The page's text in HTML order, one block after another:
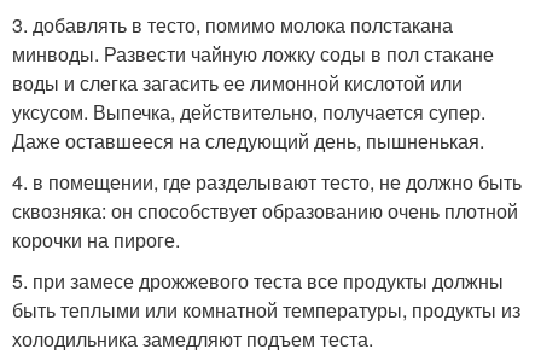
3. добавлять в тесто, помимо молока полстакана
минводы. Развести чайную ложку соды в пол стакане
воды и слегка загасить ее лимонной кислотой или
уксусом. Выпечка, действительно, получается супер.
Даже оставшееся на следующий день, пышненькая.
4. в помещении, где разделывают тесто, не должно быть
сквозняка: он способствует образованию очень плотной
корочки на пироге.
5. при замесе дрожжевого теста все продукты должны
быть теплыми или комнатной температуры, продукты из
холодильника замедляют подъем теста.